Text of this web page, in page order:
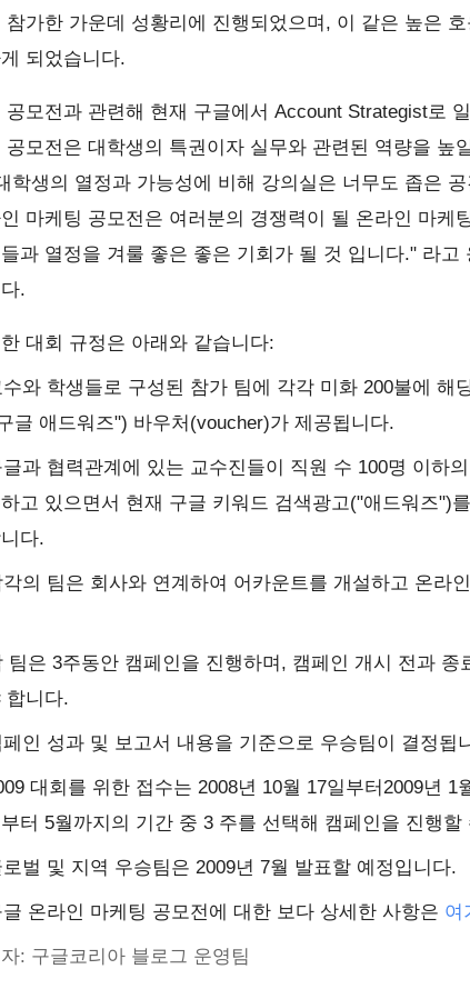
참가한 가운데 성황리에 진행되었으며, 이 같은 높은
되었습니다.
공모전과 관련해 현재 구글에서 Account Strategist로
공모전은 대학생의 특권이자 실무와 관련된 역량을 높
학생의 열정과 가능성에 비해 강의실은 너무도 좁은
마케팅 공모전은 여러분의 경쟁력이 될 온라인 마케
과 열정을 겨룰 좋은 좋은 기회가 될 것 입니다." 라고
.
대회 규정은 아래와 같습니다:
수와 학생들로 구성된 참가 팀에 각각 미화 200불에 해
글 애드워즈") 바우처(voucher)가 제공됩니다.
과 협력관계에 있는 교수진들이 직원 수 100명 이하
고 있으면서 현재 구글 키워드 검색광고("애드워즈")
다.
의 팀은 회사와 연계하여 어카운트를 개설하고 온라
팀은 3주동안 캠페인을 진행하며, 캠페인 개시 전과 종
합니다.
페인 성과 및 보고서 내용을 기준으로 우승팀이 결정됩
대회를 위한 접수는 2008년 10월 17일부터2009년 1
터 5월까지의 기간 중 3 주를 선택해 캠페인을 진행할
벌 및 지역 우승팀은 2009년 7월 발표할 예정입니다.
온라인 마케팅 공모전에 대한 보다 상세한 사항은 여
: 구글코리아 블로그 운영팀